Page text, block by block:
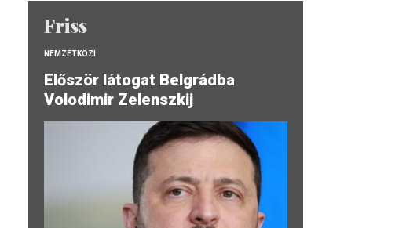
Friss
NEMZETKÖZI
Először látogat Belgrádba
Volodimir Zelenszkij